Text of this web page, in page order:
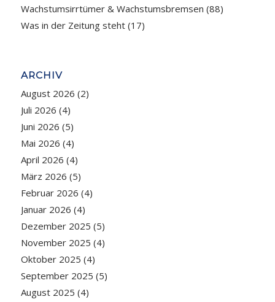
Wachstumsirrtümer & Wachstumsbremsen (88)
Was in der Zeitung steht(17)
ARCHIV
August 2026 (2)
Juli 2026 (4)
Juni 2026 (5)
Mai 2026 (4)
April 2026 (4)
März 2026 (5)
Februar 2026 (4)
Januar 2026 (4)
Dezember 2025 (5)
November 2025 (4)
Oktober 2025 (4)
September 2025 (5)
August 2025 (4)